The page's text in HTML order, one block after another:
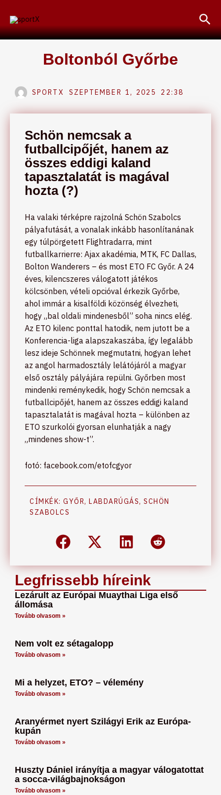
content
Boltonból Győrbe
SPORTX SZEPTEMBER 1, 2025 22:38
Legfrissebb híreink
Lezárult az Európai Muaythai Liga első
állomása
Tovább olvasom »
Nem volt ez sétagalopp
Tovább olvasom »
Mi a helyzet, ETO? – vélemény
Tovább olvasom »
Aranyérmet nyert Szilágyi Erik az Európa-
kupán
Tovább olvasom »
Huszty Dániel irányítja a magyar válogatottat
a socca-világbajnokságon
Tovább olvasom »
Schön nemcsak a
futballcipőjét, hanem az
összes eddigi kaland
tapasztalatát is magával
hozta (?)
Ha valaki térképre rajzolná Schön Szabolcs
pályafutását, a vonalak inkább hasonlítanának
egy túlpörgetett Flightradarra, mint
futballkarrierre: Ajax akadémia, MTK, FC Dallas,
Bolton Wanderers – és most ETO FC Győr. A 24
éves, kilencszeres válogatott játékos
kölcsönben, vételi opcióval érkezik Győrbe,
ahol immár a kisalföldi közönség élvezheti,
hogy „bal oldali mindenesből” soha nincs elég.
Az ETO kilenc ponttal hatodik, nem jutott be a
Konferencia-liga alapszakaszába, így legalább
lesz ideje Schönnek megmutatni, hogyan lehet
az angol harmadosztály lelátójáról a magyar
első osztály pályájára repülni. Győrben most
mindenki reménykedik, hogy Schön nemcsak a
futballcipőjét, hanem az összes eddigi kaland
tapasztalatát is magával hozta – különben az
ETO szurkolói gyorsan elunhatják a nagy
„mindenes show-t”.
fotó: facebook.com/etofcgyor
CÍMKÉK: GYŐR, LABDARÚGÁS, SCHÖN
SZABOLCS